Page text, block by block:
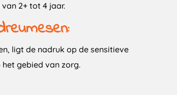
2+ tot 4 jaar.
ligt de nadruk op de sensitieve
gebied van zorg.